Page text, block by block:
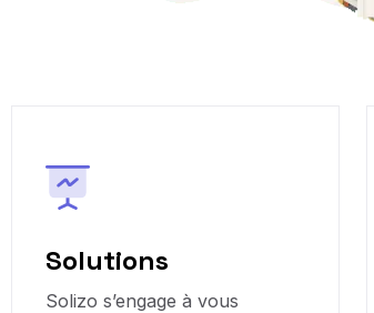
Solutions
Solizo s’engage à vous